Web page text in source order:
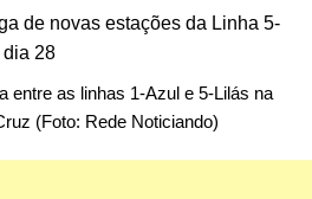
entre as linhas 1-Azul e 5-Lilás na
(Foto: Rede Noticiando)